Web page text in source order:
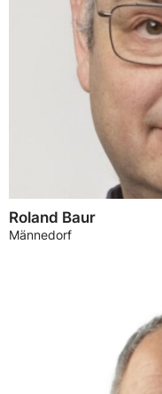
Roland Baur
Männedorf